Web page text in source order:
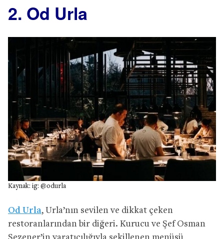
2. Od Urla
Kaynak: ig: @odurla
Od Urla, Urla’nın sevilen ve dikkat çeken
restoranlarından bir diğeri. Kurucu ve Şef Osman